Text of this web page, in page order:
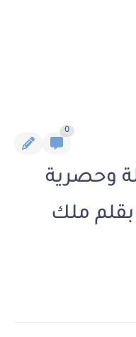
0
وحصرية
بقلم ملك